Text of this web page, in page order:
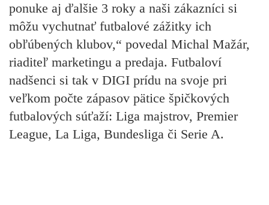
ponuke aj ďalšie 3 roky a naši zákazníci si
môžu vychutnať futbalové zážitky ich
obľúbených klubov,“ povedal Michal Mažár,
riaditeľ marketingu a predaja. Futbaloví
nadšenci si tak v DIGI prídu na svoje pri
veľkom počte zápasov pätice špičkových
futbalových súťaží: Liga majstrov, Premier
League, La Liga, Bundesliga či Serie A.